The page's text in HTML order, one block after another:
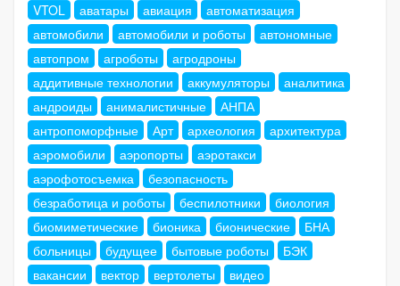
VTOL
аватары авиация
автоматизация
автомобили
автомобили и роботы
автономные
автопром
агроботы
агродроны
аддитивные технологии
аккумуляторы
аналитика
андроиды
анималистичные
АНПА
антропоморфные
Арт археология
архитектура
аэромобили
аэропорты
аэротакси
аэрофотосъемка
безопасность
безработица и роботы
беспилотники
биология
биомиметические
бионика бионические
БНА
больницы
будущее бытовые роботы
БЭК
вакансии
вектор вертолеты
видео